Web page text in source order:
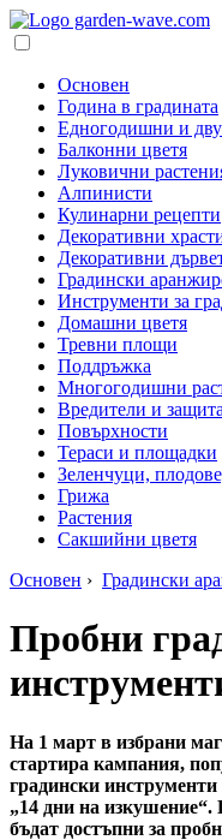
Основен
Година в градината
Едногодишни и
Балконни цветя
Луковични
Алпинисти
Кулинарни рецепти
Декоративни
Декоративни
Градински
Инструменти за
Домашни цветя
Тревни площи
Поддръжка
Многогодишни
Вредители и
Повърхности
Тераси и площадки
Зеленчуци,
Грижа
Растения
Сакшийни цветя
Основен › Градински
Пробни
На 1 март в избрани
стартира кампания,
градински
„14 дни на
бъдат достъпни за